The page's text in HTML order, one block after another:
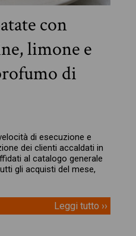
con
limone e
di
di esecuzione e
dei clienti accaldati in
al catalogo generale
gli acquisti del mese,
Leggi tutto ››